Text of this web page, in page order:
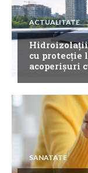
ACTUALITATE
Hidroizolații
cu protecție
acoperișuri
SANATATE